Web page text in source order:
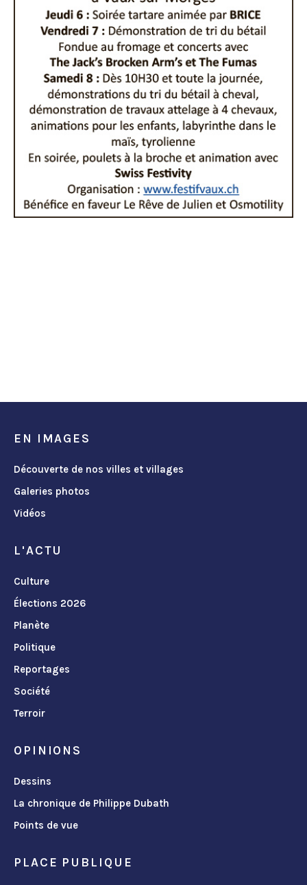
EN IMAGES
Découverte de nos villes et villages
Galeries photos
Vidéos
L'ACTU
Culture
Élections 2026
Planète
Politique
Reportages
Société
Terroir
OPINIONS
Dessins
La chronique de Philippe Dubath
Points de vue
PLACE PUBLIQUE